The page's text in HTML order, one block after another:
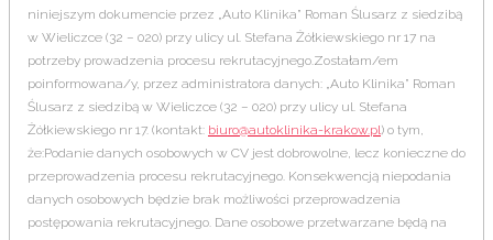
niniejszym dokumencie przez „Auto Klinika” Roman Ślusarz z siedzibą
w Wieliczce (32 – 020) przy ulicy ul. Stefana Żółkiewskiego nr 17 na
potrzeby prowadzenia procesu rekrutacyjnego.Zostałam/em
poinformowana/y, przez administratora danych: „Auto Klinika” Roman
Ślusarz z siedzibą w Wieliczce (32 – 020) przy ulicy ul. Stefana
Żółkiewskiego nr 17. (kontakt: biuro@autoklinika-krakow.pl) o tym,
że:Podanie danych osobowych w CV jest dobrowolne, lecz konieczne do
przeprowadzenia procesu rekrutacyjnego. Konsekwencją niepodania
danych osobowych będzie brak możliwości przeprowadzenia
postępowania rekrutacyjnego. Dane osobowe przetwarzane będą na